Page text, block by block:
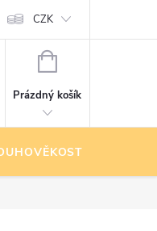
CZK
NÁKUPNÍ
Prázdný košík